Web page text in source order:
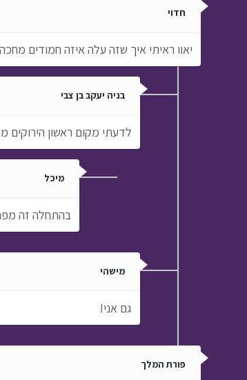
חדוי
יאוו ראיתי איך שזה עלה איזה חמודים
בניה יעקב בן צבי
לדעתי מקום ראשון הירוקים
מיכל
בהתחלה זה
מישהי
גם אני!
פורת המלך